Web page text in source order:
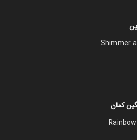
Shimmer
کمان